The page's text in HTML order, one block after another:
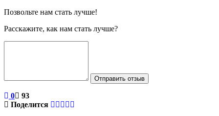
Позвольте нам стать лучше!
Расскажите, как нам стать лучше?
Отправить отзыв
0
93
Поделится